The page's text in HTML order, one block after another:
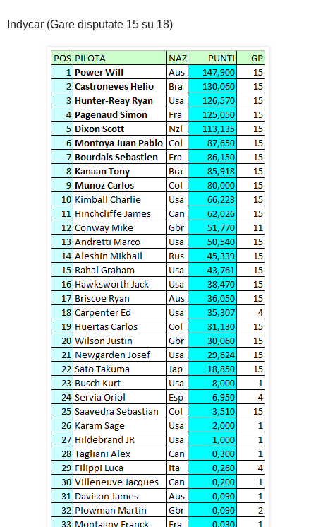
Indycar (Gare disputate 15 su 18)